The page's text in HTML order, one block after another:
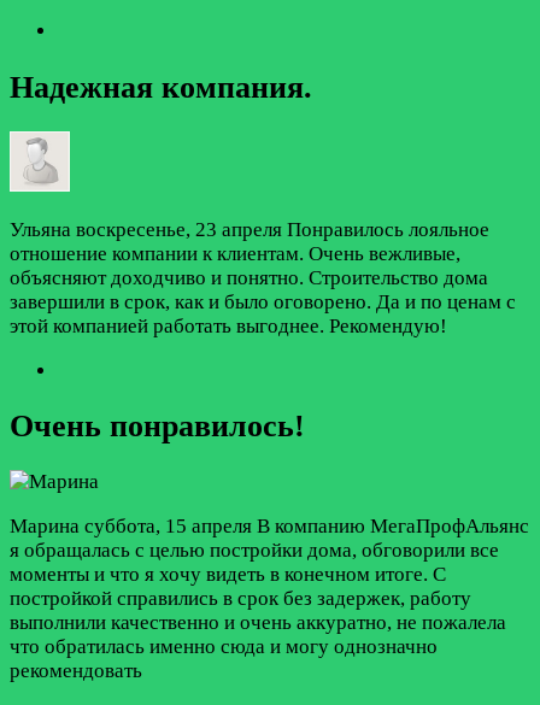
Надежная компания.
Ульяна воскресенье, 23 апреля Понравилось лояльное
отношение компании к клиентам. Очень вежливые,
объясняют доходчиво и понятно. Строительство дома
завершили в срок, как и было оговорено. Да и по ценам с
этой компанией работать выгоднее. Рекомендую!
Очень понравилось!
Марина суббота, 15 апреля В компанию МегаПрофАльянс
я обращалась с целью постройки дома, обговорили все
моменты и что я хочу видеть в конечном итоге. С
постройкой справились в срок без задержек, работу
выполнили качественно и очень аккуратно, не пожалела
что обратилась именно сюда и могу однозначно
рекомендовать